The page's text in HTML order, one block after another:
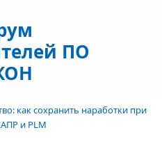
ПО
как сохранить наработки при
и PLM